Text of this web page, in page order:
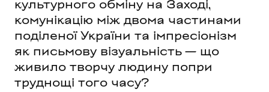
культурного обміну на Заході,
комунікацію між двома частинами
поділеної України та імпресіонізм
як письмову візуальність — що
живило творчу людину попри
труднощі того часу?